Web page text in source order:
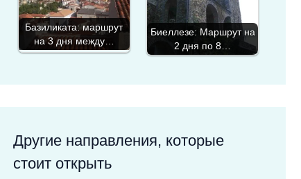
Базиликата: маршрут
на 3 дня между…
Биеллезе: Маршрут на
2 дня по 8…
Другие направления, которые
стоит открыть